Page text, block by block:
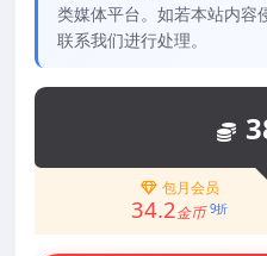
类媒体平台。如若本站内容
联系我们进行处理。
包月会员
34.2金币 9折